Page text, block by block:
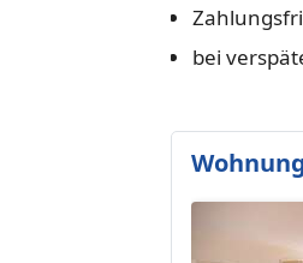
bei